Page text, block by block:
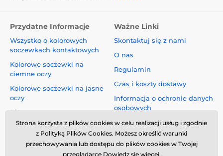
Przydatne Informacje
Wszystko o kolorowych
soczewkach kontaktowych
Kolorowe soczewki na
ciemne oczy
Kolorowe soczewki na jasne
oczy
Blog
Ważne Linki
Skontaktuj się z nami
O nas
Regulamin
Czas i koszty dostawy
Informacja o ochronie danych
osobowych
Reklamacje i Odstąpienie od
Umowy
Bezpieczeństwo i jakość bez
Strona korzysta z plików cookies w celu realizacji usług i zgodnie
z Polityką Plików Cookies. Możesz określić warunki
przechowywania lub dostępu do plików cookies w Twojej
przeglądarce Dowiedz się więcej.